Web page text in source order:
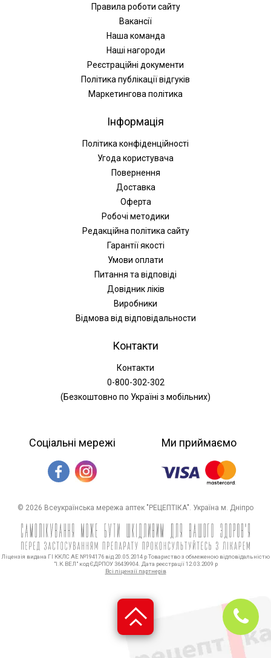
Правила роботи сайту
Вакансії
Наша команда
Наші нагороди
Реєстраційні документи
Політика публікації відгуків
Маркетингова політика
Інформація
Політика конфіденційності
Угода користувача
Повернення
Доставка
Оферта
Робочі методики
Редакційна політика сайту
Гарантії якості
Умови оплати
Питання та відповіді
Довідник ліків
Виробники
Відмова від відповідальности
Контакти
Контакти
0-800-302-302
(Безкоштовно по Україні з мобільних)
Соціальні мережі Ми приймаємо
© 2026 Всеукраїнська мережа аптек "РЕЦЕПТІКА". Україна м. Дніпро
Ліцензія видана ГІ ККЛС АЕ №194176 від 20.05.2014 р Товариство з обмеженою відповідальністю
"І.К.ВЕЛ" код ЄДРПОУ 36439904. Дата реєстрації 12.03.2009 р
Всі ліцензії партнерів